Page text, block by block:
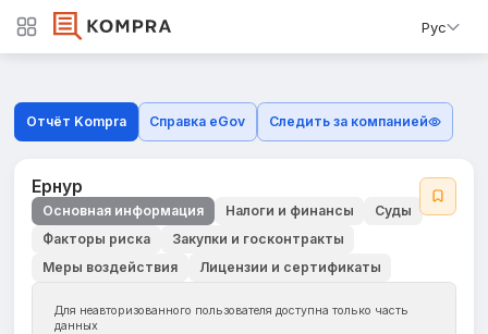
Рус
Отчёт Kompra Справка eGov Следить за компанией
Ернур
Основная информация Налоги и финансы
Суды
Факторы риска
Закупки и госконтракты
Меры воздействия
Лицензии и сертификаты
Для неавторизованного пользователя доступна только часть
данных